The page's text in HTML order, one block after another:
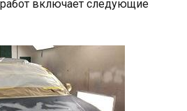
включает следующие